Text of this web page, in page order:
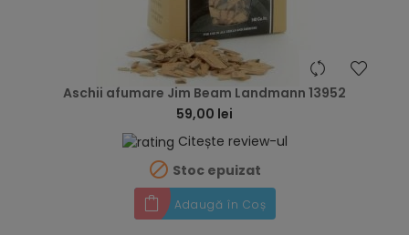
Aschii afumare Jim Beam Landmann 13952
59,00 lei
Citește review-ul
 Stoc epuizat
Adaugă în Coș